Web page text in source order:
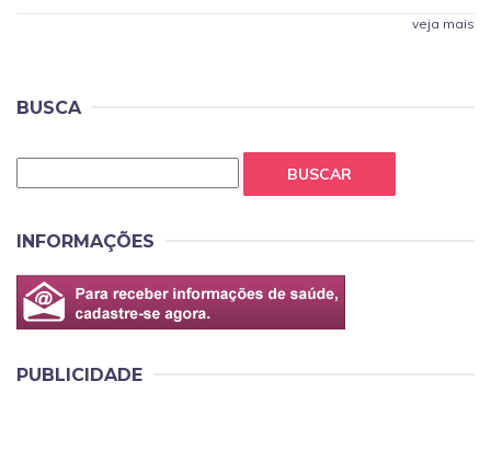
veja mais
BUSCA
BUSCAR
INFORMAÇÕES
PUBLICIDADE